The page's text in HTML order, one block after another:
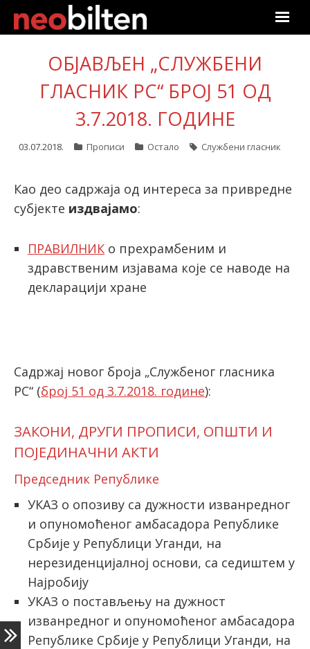
Почетна
Претрага
Актуелно
Подаци
Линкови
Претплата
Пријава
ОБЈАВЉЕН „СЛУЖБЕНИ
ГЛАСНИК РС“ БРОЈ 51 ОД
3.7.2018. ГОДИНЕ
03.07.2018. Прописи Остало Службени гласник
Као део садржаја од интереса за привредне
субјекте издвајамо:
ПРАВИЛНИК о прехрамбеним и
здравственим изјавама које се наводе на
декларацији хране
Садржај новог броја „Службеног гласника
РС“ (број 51 од 3.7.2018. године):
ЗАКОНИ, ДРУГИ ПРОПИСИ, ОПШТИ И
ПОЈЕДИНАЧНИ АКТИ
Председник Републике
УКАЗ о опозиву са дужности изванредног
и опуномоћеног амбасадора Републике
Србије у Републици Уганди, на
нерезиденцијалној основи, са седиштем у
Најробију
УКАЗ о постављењу на дужност
изванредног и опуномоћеног амбасадора
Републике Србије у Републици Уганди, на